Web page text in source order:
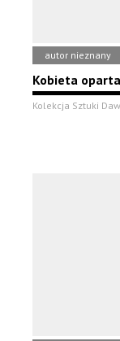
autor nieznany
Kobieta
Kolekcja Sztuki